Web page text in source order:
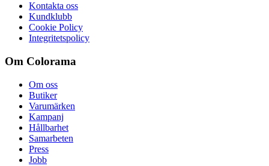
Kontakta oss
Kundklubb
Cookie Policy
Integritetspolicy
Om Colorama
Om oss
Butiker
Varumärken
Kampanj
Hållbarhet
Samarbeten
Press
Jobb